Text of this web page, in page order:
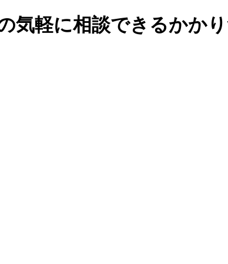
気軽に相談できるかかり